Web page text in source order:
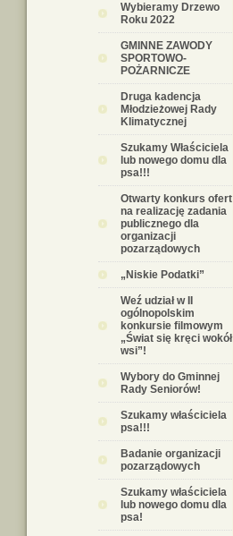
Wybieramy Drzewo
Roku 2022
GMINNE ZAWODY
SPORTOWO-
POŻARNICZE
Druga kadencja
Młodzieżowej Rady
Klimatycznej
Szukamy Właściciela
lub nowego domu dla
psa!!!
Otwarty konkurs ofert
na realizację zadania
publicznego dla
organizacji
pozarządowych
„Niskie Podatki”
Weź udział w II
ogólnopolskim
konkursie filmowym
„Świat się kręci wokół
wsi”!
Wybory do Gminnej
Rady Seniorów!
Szukamy właściciela
psa!!!
Badanie organizacji
pozarządowych
Szukamy właściciela
lub nowego domu dla
psa!